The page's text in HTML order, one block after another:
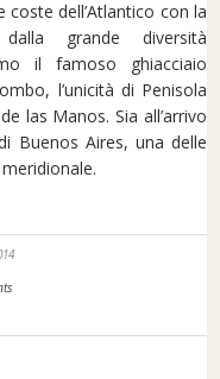
coste dell’Atlantico con la
grande diversità
il famoso ghiacciaio
l’unicità di Penisola
las Manos. Sia all’arrivo
Buenos Aires, una delle